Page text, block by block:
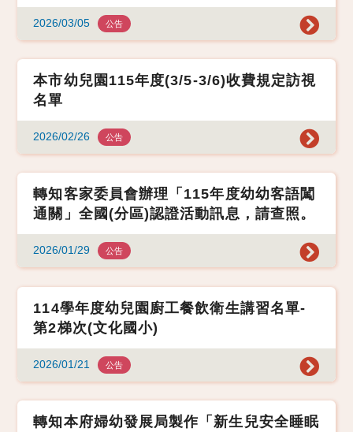
2026/03/05 公告
本市幼兒園115年度(3/5-3/6)收費規定訪視
名單
2026/02/26 公告
轉知客家委員會辦理「115年度幼幼客語闖
通關」全國(分區)認證活動訊息，請查照。
2026/01/29 公告
114學年度幼兒園廚工餐飲衛生講習名單-
第2梯次(文化國小)
2026/01/21 公告
轉知本府婦幼發展局製作「新生兒安全睡眠